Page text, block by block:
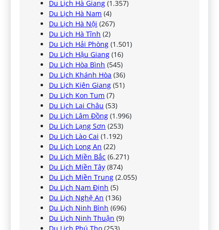
Du Lịch Hà Giang (1.357)
Du Lịch Hà Nam (4)
Du Lịch Hà Nội (267)
Du Lịch Hà Tĩnh (2)
Du Lịch Hải Phòng (1.501)
Du Lịch Hậu Giang (16)
Du Lịch Hòa Bình (545)
Du Lịch Khánh Hòa (36)
Du Lịch Kiên Giang (51)
Du Lịch Kon Tum (7)
Du Lịch Lai Châu (53)
Du Lịch Lâm Đồng (1.996)
Du Lịch Lạng Sơn (253)
Du Lịch Lào Cai (1.192)
Du Lịch Long An (22)
Du Lịch Miền Bắc (6.271)
Du Lịch Miền Tây (874)
Du Lịch Miền Trung (2.055)
Du Lịch Nam Định (5)
Du Lịch Nghệ An (136)
Du Lịch Ninh Bình (696)
Du Lịch Ninh Thuận (9)
Du Lịch Phú Thọ (253)